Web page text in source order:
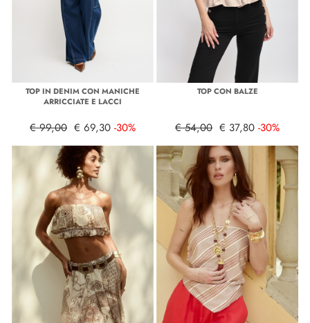
TOP IN DENIM CON MANICHE
ARRICCIATE E LACCI
€ 99,00 € 69,30 -30%
TOP CON BALZE
€ 54,00 € 37,80 -30%